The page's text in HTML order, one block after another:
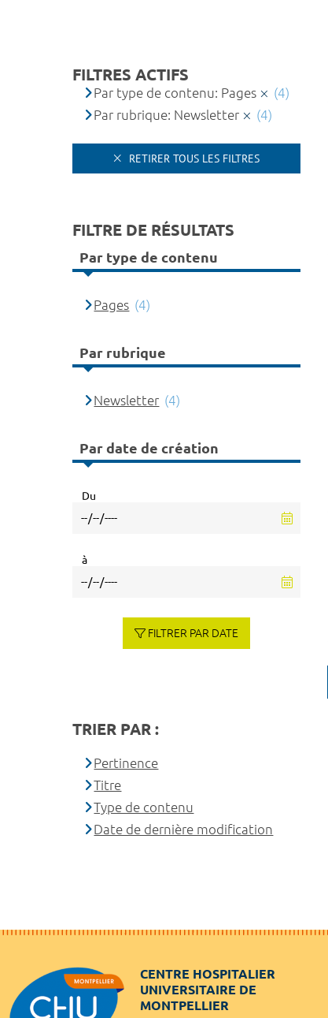
FILTRES ACTIFS
Par type de contenu: Pages
(4)
Par rubrique: Newsletter
(4)
RETIRER TOUS LES FILTRES
FILTRE DE RÉSULTATS
Par type de contenu
Pages (4)
Par rubrique
Newsletter (4)
Par date de création
Du
à
FILTRER PAR DATE
TRIER PAR :
Pertinence
Titre
Type de contenu
Date de dernière modification
CENTRE HOSPITALIER
UNIVERSITAIRE DE
MONTPELLIER